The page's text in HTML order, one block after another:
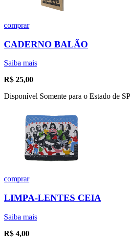
comprar
CADERNO BALÃO
Saiba mais
R$ 25,00
Disponível Somente para o Estado de SP
comprar
LIMPA-LENTES CEIA
Saiba mais
R$ 4,00